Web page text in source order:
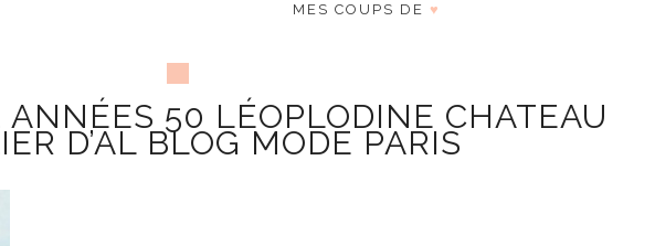
MES COUPS DE ♥
ANNÉES 50 LÉOPLODINE CHATEAU
D’AL BLOG MODE PARIS